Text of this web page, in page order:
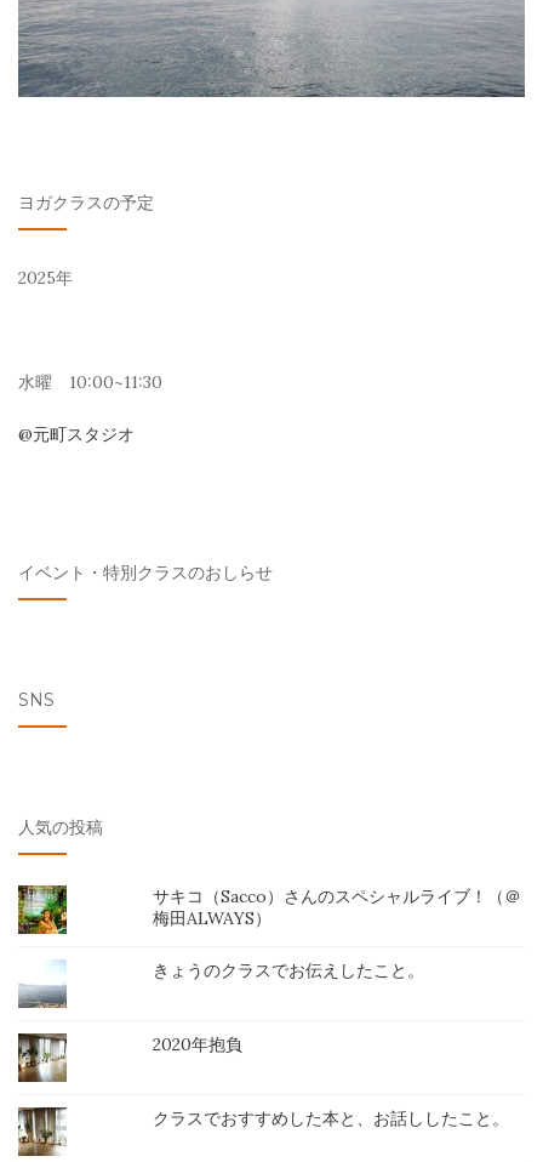
ヨガクラスの予定
2025年
水曜 10:00~11:30
@元町スタジオ
イベント・特別クラスのおしらせ
SNS
人気の投稿
サキコ（Sacco）さんのスペシャルライブ！（＠
梅田ALWAYS）
きょうのクラスでお伝えしたこと。
2020年抱負
クラスでおすすめした本と、お話ししたこと。